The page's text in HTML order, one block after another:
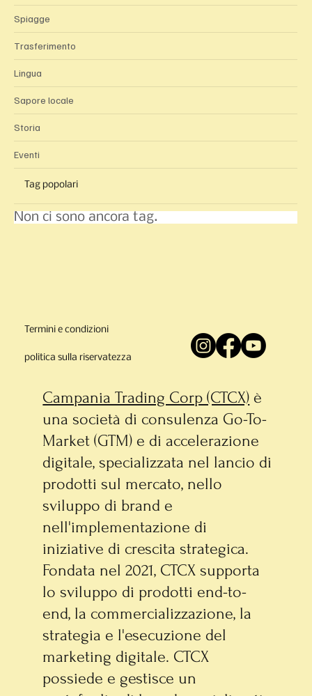
Spiagge
Trasferimento
Lingua
Sapore locale
Storia
Eventi
Tag popolari
Non ci sono ancora tag.
Termini e condizioni
politica sulla riservatezza
Campania Trading Corp (CTCX) è
una società di consulenza Go-To-
Market (GTM) e di accelerazione
digitale, specializzata nel lancio di
prodotti sul mercato, nello
sviluppo di brand e
nell'implementazione di
iniziative di crescita strategica.
Fondata nel 2021, CTCX supporta
lo sviluppo di prodotti end-to-
end, la commercializzazione, la
strategia e l'esecuzione del
marketing digitale. CTCX
possiede e gestisce un